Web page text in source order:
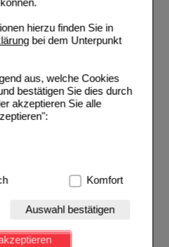
hierzu finden Sie in
bei dem Unterpunkt
aus, welche Cookies
bestätigen Sie dies durch
akzeptieren Sie alle
Hierbei handelt es sich um
Navigation, Warenkorb,
diese nicht verzichtet
Komfort
Auswahl bestätigen